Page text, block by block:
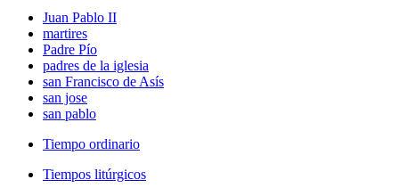
Juan Pablo II
martires
Padre Pío
padres de la iglesia
san Francisco de Asís
san jose
san pablo
Tiempo ordinario
Tiempos litúrgicos